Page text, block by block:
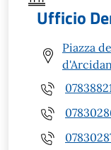
Ufficio
Piazza